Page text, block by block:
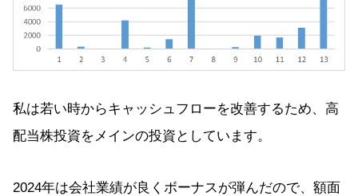
私は若い時からキャッシュフローを改善するため、高
配当株投資をメインの投資としています。
2024年は会社業績が良くボーナスが弾んだので、額面